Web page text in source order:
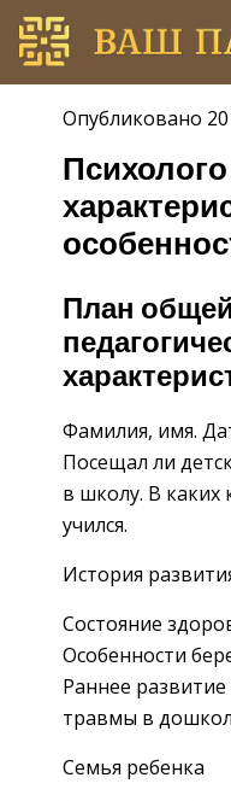
Опубликовано
План
Фамилия, имя.
Посещал ли
в школу. В каких
учился.
История
Состояние
Особенности
Раннее
травмы в
Семья ребенка